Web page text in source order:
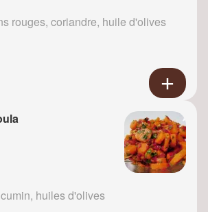
rouges, coriandre, huile d'olives
huiles d'olives